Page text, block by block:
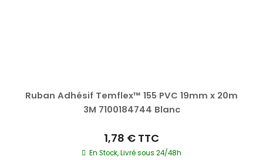
Ruban Adhésif Temflex™ 155 PVC 19mm x 20m
3M 7100184744 Blanc
1,78 € TTC
En Stock, Livré sous 24/48h